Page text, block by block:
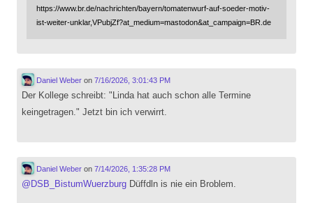
https://www.br.de/nachrichten/bayern/tomatenwurf-auf-soeder-motiv-
ist-weiter-unklar,VPubjZf?at_medium=mastodon&at_campaign=BR.de
Daniel Weberon 7/16/2026, 3:01:43 PM
Der Kollege schreibt: "Linda hat auch schon alle Termine
keingetragen." Jetzt bin ich verwirrt.
Daniel Weberon 7/14/2026, 1:35:28 PM
@ DSB_BistumWuerzburg Düffdln is nie ein Broblem.